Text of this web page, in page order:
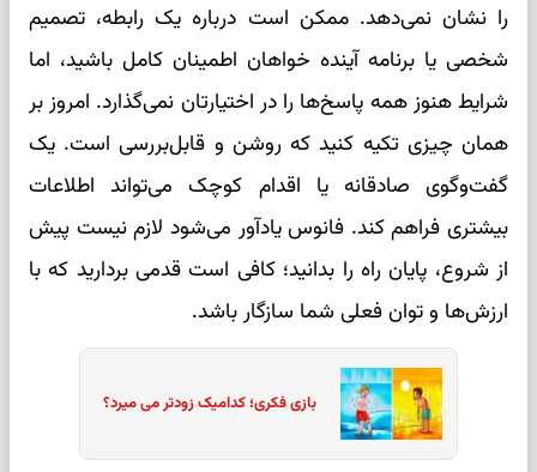
را نشان نمی‌دهد. ممکن است درباره یک رابطه، تصمیم
شخصی یا برنامه آینده خواهان اطمینان کامل باشید، اما
شرایط هنوز همه پاسخ‌ها را در اختیارتان نمی‌گذارد. امروز بر
همان چیزی تکیه کنید که روشن و قابل‌بررسی است. یک
گفت‌وگوی صادقانه یا اقدام کوچک می‌تواند اطلاعات
بیشتری فراهم کند. فانوس یادآور می‌شود لازم نیست پیش
از شروع، پایان راه را بدانید؛ کافی است قدمی بردارید که با
ارزش‌ها و توان فعلی شما سازگار باشد.
بازی فکری؛ کدامیک زودتر می میرد؟